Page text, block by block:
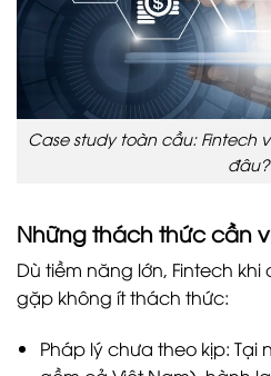
Case study toàn cầu: Fintech
đâu?
Những thách thức cần
Dù tiềm năng lớn, Fintech
gặp không ít thách thức:
Pháp lý chưa theo kịp: